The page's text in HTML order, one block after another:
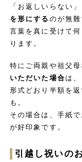
「お返しいらない
を形にする のが無難
言葉を真に受けて
ります。
特にご両親や祖父母
いただいた場合は、
形式どおり半額を
も。
その場合は、手紙
が好印象です。
引越し祝いの